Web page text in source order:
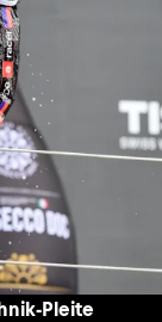
Pleite